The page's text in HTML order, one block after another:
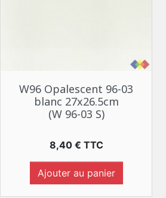
Aperçu rapide
W96 Opalescent 96-03
blanc 27x26.5cm
(W 96-03 S)
Prix
8,40 € TTC
Ajouter au panier